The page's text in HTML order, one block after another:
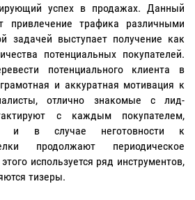
успех в продажах. Данный
привлечение трафика различными
задачей выступает получение как
потенциальных покупателей.
потенциального клиента в
и аккуратная мотивация к
отлично знакомые с лид-
с каждым покупателем,
и в случае неготовности к
продолжают периодическое
используется ряд инструментов,
тизеры.